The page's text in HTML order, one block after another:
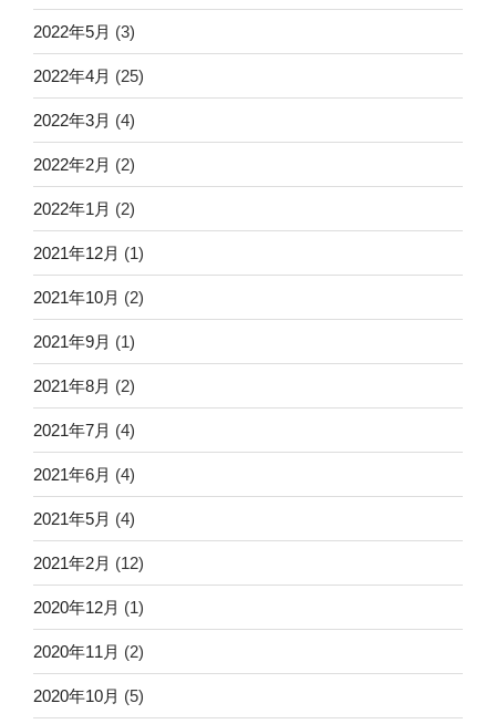
2022年5月 (3)
2022年4月 (25)
2022年3月 (4)
2022年2月 (2)
2022年1月 (2)
2021年12月 (1)
2021年10月 (2)
2021年9月 (1)
2021年8月 (2)
2021年7月 (4)
2021年6月 (4)
2021年5月 (4)
2021年2月 (12)
2020年12月 (1)
2020年11月 (2)
2020年10月 (5)